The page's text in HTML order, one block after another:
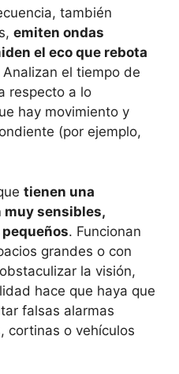
también
emiten ondas
el eco que rebota
Analizan el tiempo de
respecto a lo
hay movimiento y
(por ejemplo,
tienen una
muy sensibles,
. Funcionan
grandes o con
la visión,
hace que haya que
falsas alarmas
cortinas o vehículos